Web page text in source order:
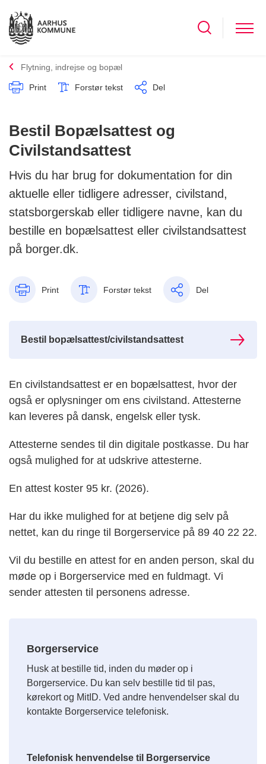
Flytning, indrejse og bopæl
Print Forstør tekst Del
Bestil Bopælsattest og
Civilstandsattest
Hvis du har brug for dokumentation for din
aktuelle eller tidligere adresser, civilstand,
statsborgerskab eller tidligere navne, kan du
bestille en bopælsattest eller civilstandsattest
på borger.dk.
Print Forstør tekst Del
Bestil bopælsattest/civilstandsattest
En civilstandsattest er en bopælsattest, hvor der
også er oplysninger om ens civilstand. Attesterne
kan leveres på dansk, engelsk eller tysk.
Attesterne sendes til din digitale postkasse. Du har
også mulighed for at udskrive attesterne.
En attest koster 95 kr. (2026).
Har du ikke mulighed for at betjene dig selv på
nettet, kan du ringe til Borgerservice på 89 40 22 22.
Vil du bestille en attest for en anden person, skal du
møde op i Borgerservice med en fuldmagt. Vi
sender attesten til personens adresse.
Borgerservice
Husk at bestille tid, inden du møder op i
Borgerservice. Du kan selv bestille tid til pas,
kørekort og MitID. Ved andre henvendelser skal du
kontakte Borgerservice telefonisk.
Telefonisk henvendelse til Borgerservice